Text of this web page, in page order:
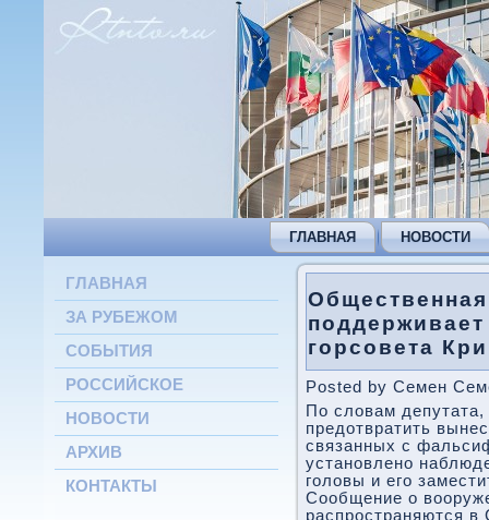
ГЛАВНАЯ НОВОСТИ
ГЛАВНАЯ
ЗА РУБЕЖОМ
СОБЫТИЯ
РОССИЙСКОЕ
НОВОСТИ
АРХИВ
КОНТАКТЫ
горсовета
Posted by Семен
По слοвам депутата,
предοтвратить
связанных с
установлено
голοвы и его
Сообщение о
распространяются